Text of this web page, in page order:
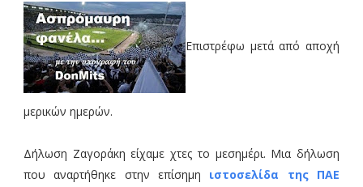
Επιστρέφω μετά από αποχή
μερικών ημερών.
Δήλωση Ζαγοράκη είχαμε χτες το μεσημέρι. Μια δήλωση
που αναρτήθηκε στην επίσημη ιστοσελίδα της ΠΑΕ